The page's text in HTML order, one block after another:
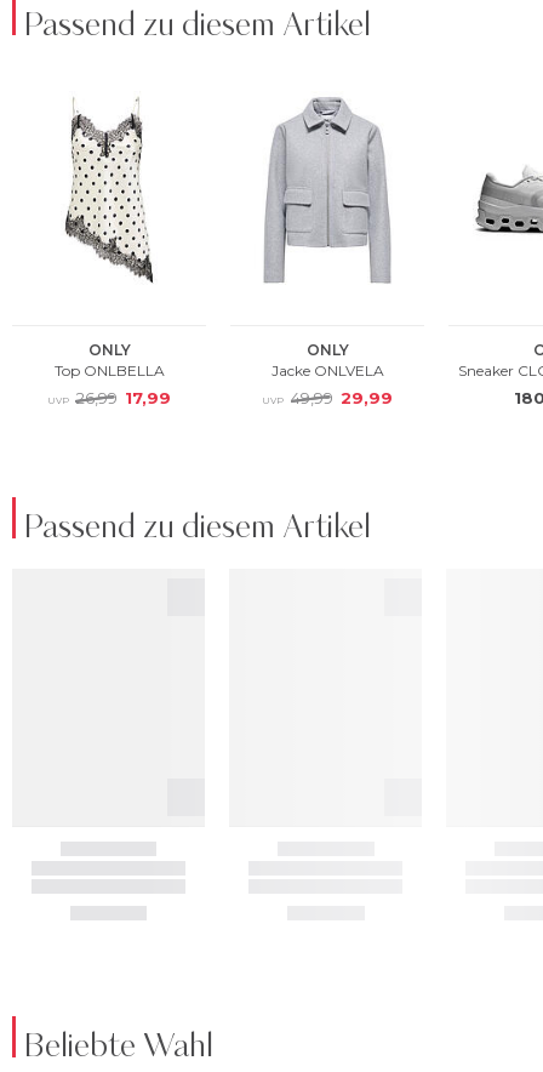
Passend zu diesem Artikel
Passend zu diesem Artikel
Beliebte Wahl